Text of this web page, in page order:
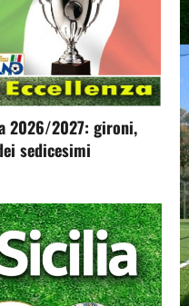
2026/2027: gironi,
sedicesimi